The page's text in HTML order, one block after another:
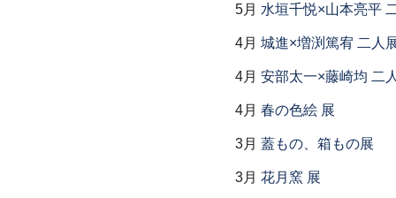
5月 水垣千悦×山本亮平
4月 城進×増渕篤宥 二人
4月 安部太一×藤崎均 二
4月 春の色絵 展
3月 蓋もの、箱もの展
3月 花月窯 展